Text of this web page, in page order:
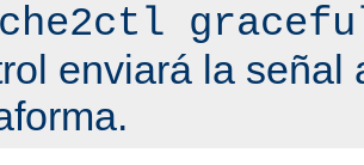
enviará la señal